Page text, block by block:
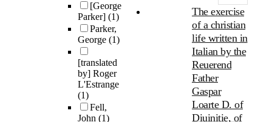
[George
Parker] (1)
Parker,
George (1)
[translated
by] Roger
L'Estrange
(1)
Fell,
John (1)
The exercise
of a christian
life written in
Italian by the
Reuerend
Father
Gaspar
Loarte D. of
Diuinitie, of